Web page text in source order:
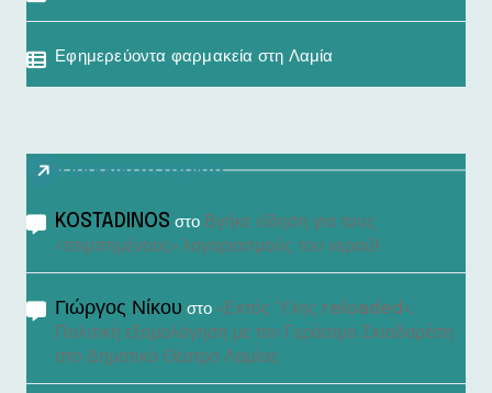
Εφημερεύοντα φαρμακεία στη Λαμία
Πρόσφατα σχόλια
KOSTADINOS στο Βγήκε είδηση για τους
«τσιμπημένους» λογαριασμούς του νερού!
Γιώργος Νίκου στο «Εκτός Ύλης reloaded»:
Πολιτική εξομολόγηση με τον Γεράσιμο Σκιαδαρέση
στο Δημοτικό Θέατρο Λαμίας